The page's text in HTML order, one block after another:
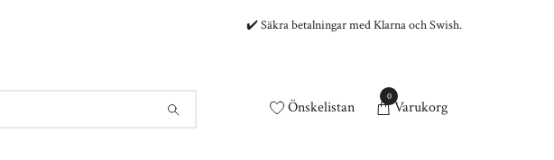
✔️ Säkra betalningar med Klarna och Swish.
Önskelistan
0
Varukorg